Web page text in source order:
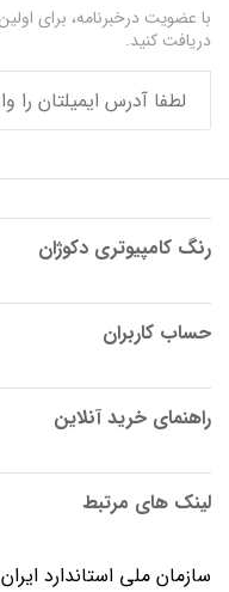
دریافت کنید.
رنگ کامپیوتری دکوژان
حساب کاربران
راهنمای خرید آنلاین
لینک های مرتبط
سازمان ملی استاندارد ایران